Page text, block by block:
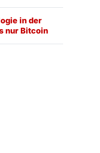
in der
nur Bitcoin